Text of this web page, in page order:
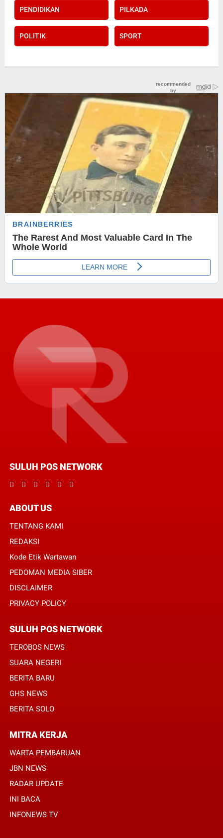
PENDIDIKAN PILKADA
POLITIK SPORT
SULUH POS NETWORK
ABOUT US
TENTANG KAMI
REDAKSI
Kode Etik Wartawan
PEDOMAN MEDIA SIBER
DISCLAIMER
PRIVACY POLICY
SULUH POS NETWORK
TEROBOS NEWS
SUARA NEGERI
BERITA BARU
GHS NEWS
BERITA SOLO
MITRA KERJA
WARTA PEMBARUAN
JBN NEWS
RADAR UPDATE
INI BACA
INFONEWS TV